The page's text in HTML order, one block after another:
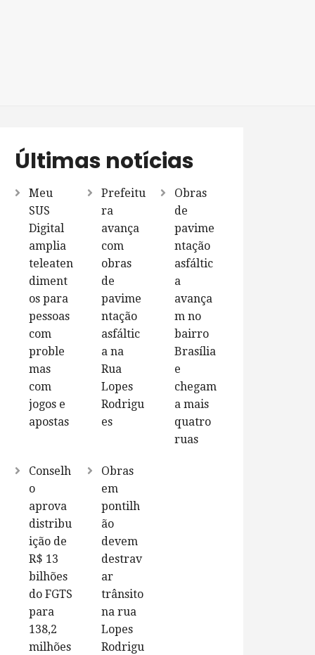
Últimas notícias
Meu
SUS
Digital
amplia
teleaten
diment
os para
pessoas
com
proble
mas
com
jogos e
apostas
Prefeitu
ra
avança
com
obras
de
pavime
ntação
asfáltic
a na
Rua
Lopes
Rodrigu
es
Obras
de
pavime
ntação
asfáltic
a
avança
m no
bairro
Brasília
e
chegam
a mais
quatro
ruas
Conselh
o
aprova
distribu
ição de
R$ 13
bilhões
do FGTS
para
138,2
milhões
Obras
em
pontilh
ão
devem
destrav
ar
trânsito
na rua
Lopes
Rodrigu